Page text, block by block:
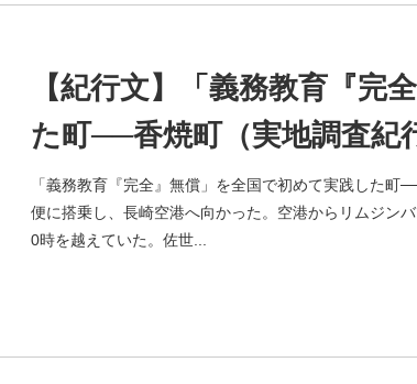
【紀行文】「義務教育『完
た町──香焼町（実地調査紀
「義務教育『完全』無償」を全国で初めて実践した
便に搭乗し、長崎空港へ向かった。空港からリムジン
0時を越えていた。佐世...